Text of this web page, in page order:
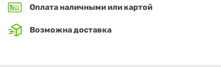
Оплата наличными или картой
Возможна доставка